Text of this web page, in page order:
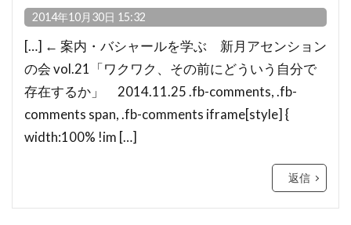
2014年10月30日 15:32
[…] ← 案内・バシャールを学ぶ 新月アセンション
の会 vol.21「ワクワク、その前にどういう自分で
存在するか」 2014.11.25 .fb-comments, .fb-
comments span, .fb-comments iframe[style] {
width:100% !im […]
返信